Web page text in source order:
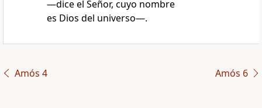
—dice el Señor, cuyo nombre
es Dios del universo—.
Amós 4 Amós 6